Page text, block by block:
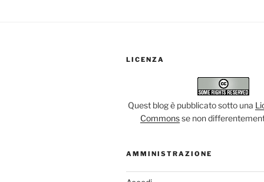
LICENZA
Quest blog è pubblicato sotto una
Commonsse non
AMMINISTRAZIONE